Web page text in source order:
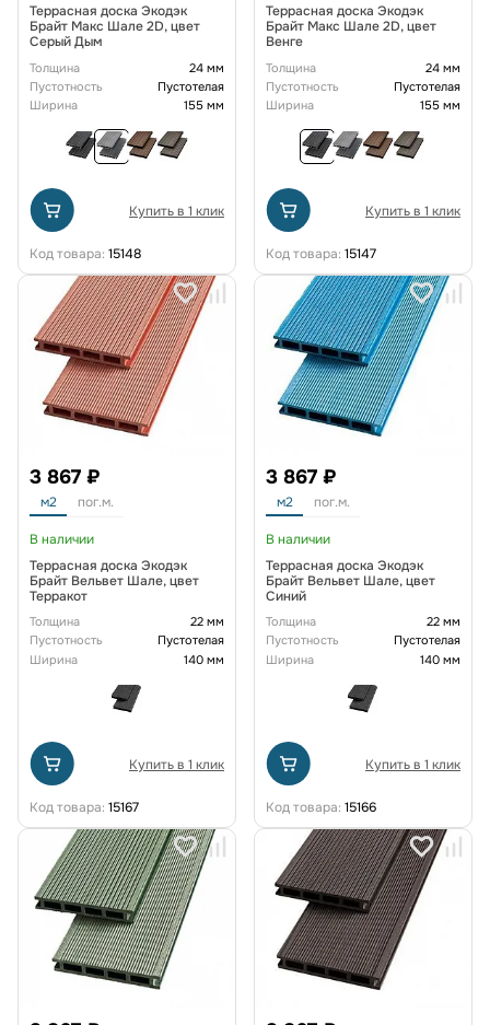
Террасная доска Экодэк
Брайт Макс Шале 2D, цвет
Серый Дым
Толщина
24 мм
Пустотность
Пустотелая
Ширина
155 мм
Купить в 1 клик
Код товара: 15148
Террасная доска Экодэк
Брайт Макс Шале 2D, цвет
Венге
Толщина
24 мм
Пустотность
Пустотелая
Ширина
155 мм
Купить в 1 клик
Код товара: 15147
3 867 ₽
м2 пог.м.
В наличии
Террасная доска Экодэк
Брайт Вельвет Шале, цвет
Терракот
Толщина
22 мм
Пустотность
Пустотелая
Ширина
140 мм
Купить в 1 клик
Код товара: 15167
3 867 ₽
м2 пог.м.
В наличии
Террасная доска Экодэк
Брайт Вельвет Шале, цвет
Синий
Толщина
22 мм
Пустотность
Пустотелая
Ширина
140 мм
Купить в 1 клик
Код товара: 15166